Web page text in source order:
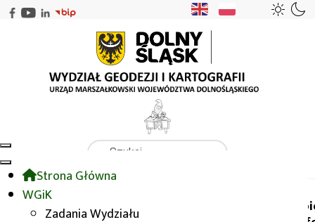
Szukaj
Strona Główna
WGiK
Zadania Wydziału
WGiK